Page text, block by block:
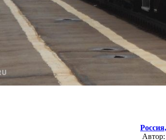
Россия,
Автор: